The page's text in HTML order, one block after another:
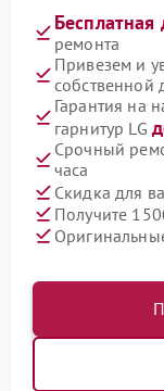
Бесплатная
ремонта
Привезем и
собственной
Гарантия на
гарнитур LG
Срочный
часа
Скидка для
Получите